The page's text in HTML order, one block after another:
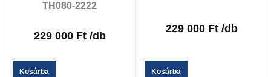
TH080-2222
229 000 Ft /db
Kosárba
229 000 Ft /db
Kosárba